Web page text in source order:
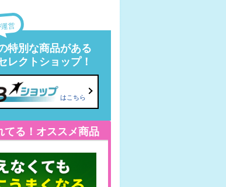
営
特別な商品がある
レクトショップ！
はこちら
てる！オススメ商品